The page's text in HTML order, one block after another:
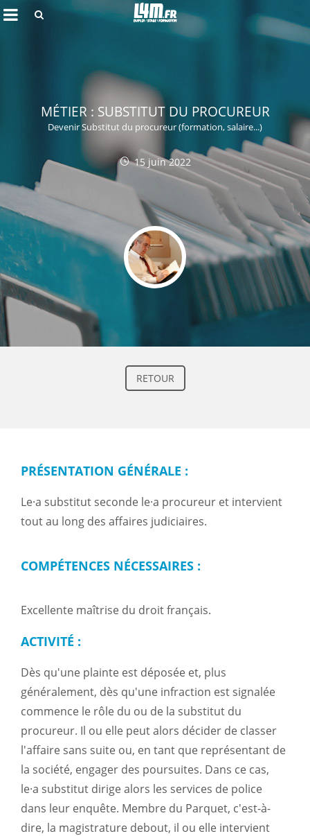
Annuler
RETOUR
MÉTIER : SUBSTITUT DU PROCUREUR
Devenir Substitut du procureur (formation, salaire...)
15 juin 2022
PRÉSENTATION GÉNÉRALE :
Le·a substitut seconde le·a procureur et intervient
tout au long des affaires judiciaires.
COMPÉTENCES NÉCESSAIRES :
Excellente maîtrise du droit français.
ACTIVITÉ :
Dès qu'une plainte est déposée et, plus
généralement, dès qu'une infraction est signalée
commence le rôle du ou de la substitut du
procureur. Il ou elle peut alors décider de classer
l'affaire sans suite ou, en tant que représentant de
la société, engager des poursuites. Dans ce cas,
le·a substitut dirige alors les services de police
dans leur enquête. Membre du Parquet, c'est-à-
dire, la magistrature debout, il ou elle intervient